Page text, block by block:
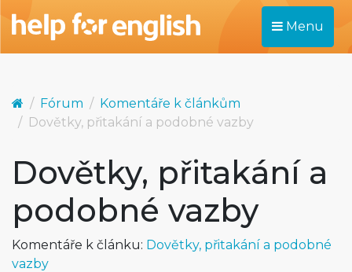
Menu
Fórum
Komentáře k článkům
Dovětky, přitakání a podobné vazby
Dovětky, přitakání a
podobné vazby
Komentáře k článku: Dovětky, přitakání a podobné
vazby